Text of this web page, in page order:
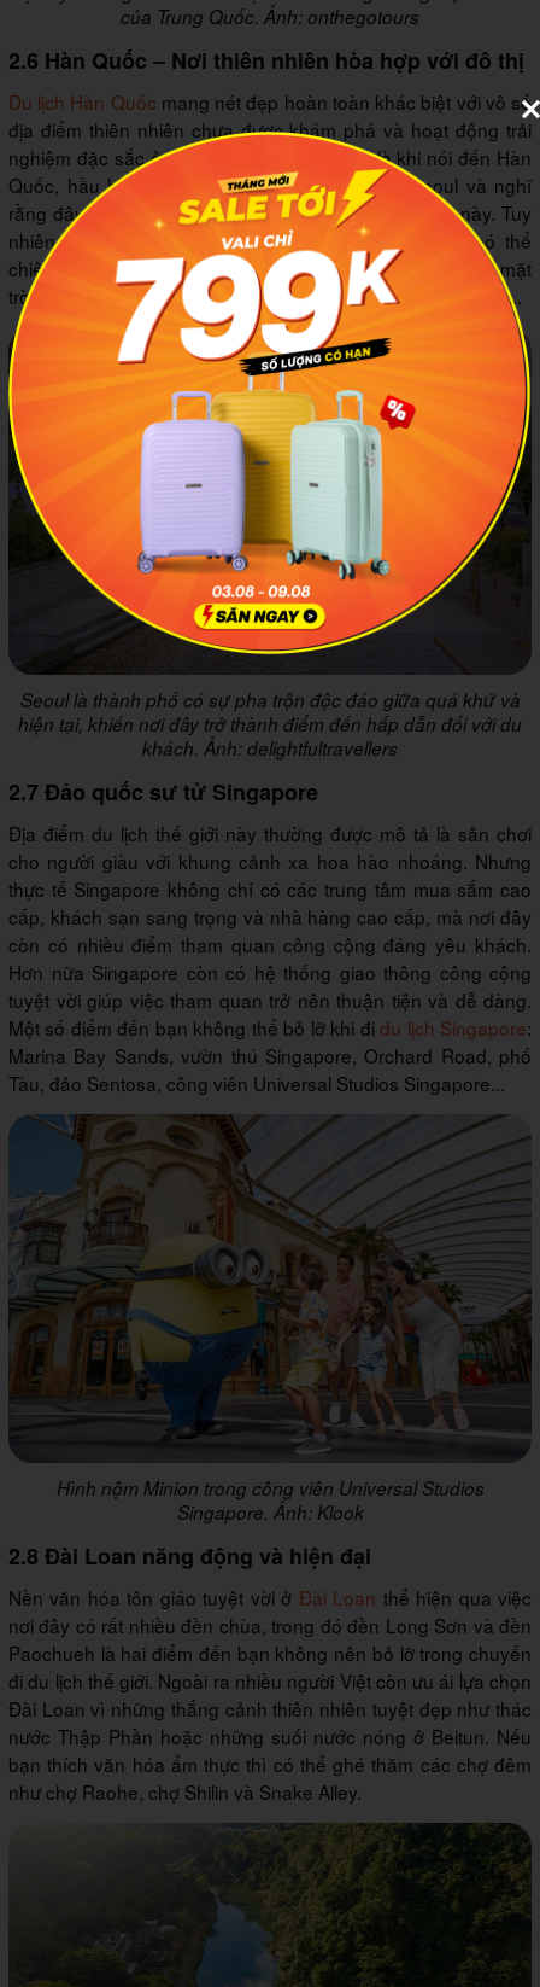
của Trung Quốc. Ảnh: onthegotours
2.6 Hàn Quốc – Nơi thiên nhiên hòa hợp với đô thị
Du lịch Hàn Quốc mang nét đẹp hoàn toàn khác biệt với vô số
địa điểm thiên nhiên chưa được khám phá và hoạt động trải
nghiệm đặc sắc ở đô thị. Một sự thật thú vị là khi nói đến Hàn
Quốc, hầu hết mọi người chỉ biết đến thủ đô Seoul và nghĩ
rằng đây là nơi duy nhất đáng ghé thăm ở đất nước này. Tuy
nhiên thực tế không phải vậy, ở đây chúng ta còn có thể
chiêm ngưỡng đảo Jeju xinh đẹp, thăm Busan, ngắm núi mặt
trời mọc Seongsan, leo núi ở công viên quốc gia Seoraksan...
Seoul là thành phố có sự pha trộn độc đáo giữa quá khứ và
hiện tại, khiến nơi đây trở thành điểm đến hấp dẫn đối với du
khách. Ảnh: delightfultravellers
2.7 Đảo quốc sư tử Singapore
Địa điểm du lịch thế giới này thường được mô tả là sân chơi
cho người giàu với khung cảnh xa hoa hào nhoáng. Nhưng
thực tế Singapore không chỉ có các trung tâm mua sắm cao
cấp, khách sạn sang trọng và nhà hàng cao cấp, mà nơi đây
còn có nhiều điểm tham quan công cộng đáng yêu khách.
Hơn nữa Singapore còn có hệ thống giao thông công cộng
tuyệt vời giúp việc tham quan trở nên thuận tiện và dễ dàng.
Một số điểm đến bạn không thể bỏ lỡ khi đidu lịch Singapore:
Marina Bay Sands, vườn thú Singapore, Orchard Road, phố
Tàu, đảo Sentosa, công viên Universal Studios Singapore...
Hình nộm Minion trong công viên Universal Studios
Singapore. Ảnh: Klook
2.8 Đài Loan năng động và hiện đại
Nền văn hóa tôn giáo tuyệt vời ở Đài Loan thể hiện qua việc
nơi đây có rất nhiều đền chùa, trong đó đền Long Sơn và đền
Paochueh là hai điểm đến bạn không nên bỏ lỡ trong chuyến
đi du lịch thế giới. Ngoài ra nhiều người Việt còn ưu ái lựa chọn
Đài Loan vì những thắng cảnh thiên nhiên tuyệt đẹp như thác
nước Thập Phần hoặc những suối nước nóng ở Beitun. Nếu
bạn thích văn hóa ẩm thực thì có thể ghé thăm các chợ đêm
như chợ Raohe, chợ Shilin và Snake Alley.